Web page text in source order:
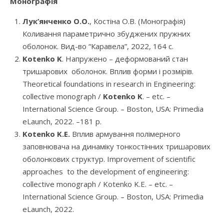
Лук’янченко О.О., Костіна О.В. (Монографія)
Коливання параметрично збуджених пружних
оболонок. Вид-во “Каравела”, 2022, 164 с.
Kotenko K. Напружено – деформований стан
тришарових оболонок. Вплив форми і розмірів.
Theoretical foundations in research in Engineering:
collective monograph / Kotenko K. – etc. –
Іnternational Science Group. – Boston, USA: Primedia
eLaunch, 2022. –181 р.
Kotenko K.E. Вплив армування полімерного
заповнювача на динаміку тонкостінних тришарових
оболонкових структур. Improvement of scientific
approaches to the development of engineering:
collective monograph / Kotenko K.E. – etc. –
Іnternational Science Group. – Boston, USA: Primedia
eLaunch, 2022.